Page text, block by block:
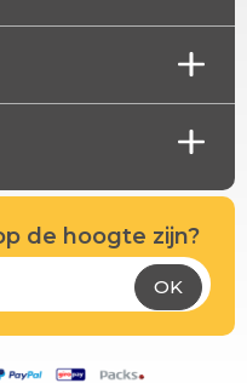
de hoogte zijn?
OK